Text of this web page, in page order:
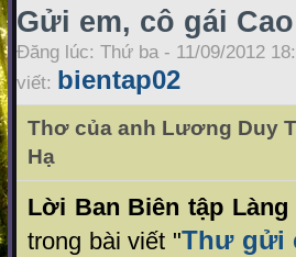
Gửi em, cô gái
Đăng lúc: Thứ ba - 11/09/2012
viết: bientap02
Thơ của anh Lương Duy
Hạ
Lời Ban Biên tập Làng
trong bài viết "Thư gửi